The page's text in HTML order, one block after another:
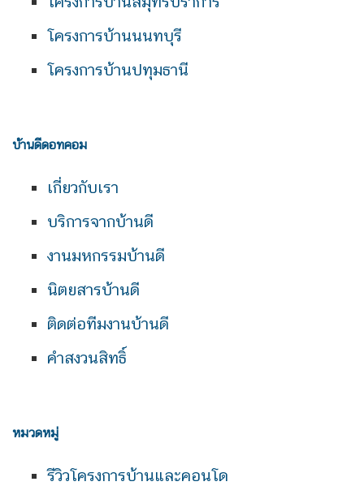
โครงการบ้านนนทบุรี
โครงการบ้านปทุมธานี
บ้านดีดอทคอม
เกี่ยวกับเรา
บริการจากบ้านดี
งานมหกรรมบ้านดี
นิตยสารบ้านดี
ติดต่อทีมงานบ้านดี
คำสงวนสิทธิ์
หมวดหมู่
รีวิวโครงการบ้านและคอนโด